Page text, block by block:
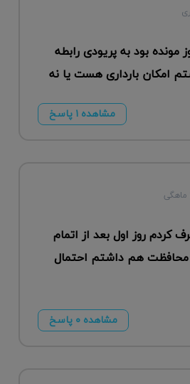
خانما من ۱۰ روز مونده بود به پریودی رابطه
امکان بارداری هست یا نه
مشاهده ۱ پاسخ
روز اول بعد از اتمام
محافظت هم داشتم احتمال
مشاهده ۰ پاسخ